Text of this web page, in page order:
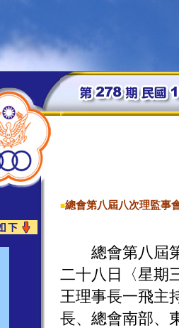
■總會第八屆八次理監事
總會第八屆第
二十八日〈星期
王理事長一飛主
長、總會南部、